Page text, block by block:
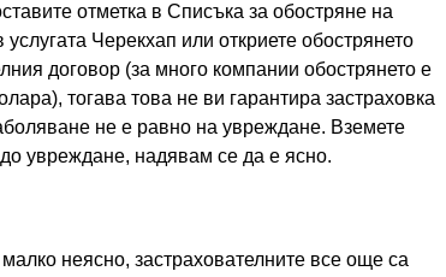
отметка в Списъка за обостряне на
Черекхап или откриете обострянето
договор (за много компании обострянето е
тогава това не ви гарантира застраховка
не е равно на увреждане. Вземете
увреждане, надявам се да е ясно.
неясно, застрахователните все още са